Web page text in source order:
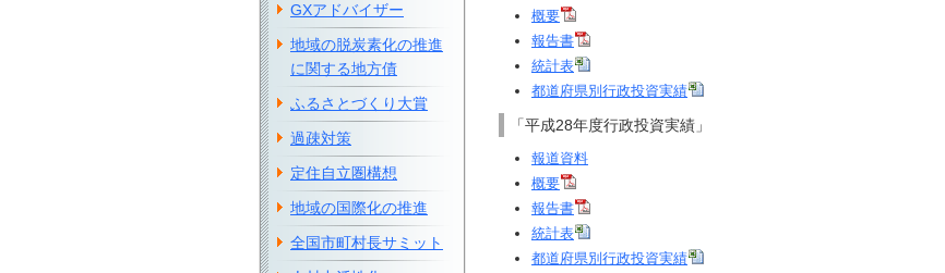
概要
報告書
統計表
都道府県別行政投資実績
「平成28年度行政投資実績」
報道資料
概要
報告書
統計表
都道府県別行政投資実績
GXアドバイザー
地域の脱炭素化の推進
に関する地方債
ふるさとづくり大賞
過疎対策
定住自立圏構想
地域の国際化の推進
全国市町村長サミット